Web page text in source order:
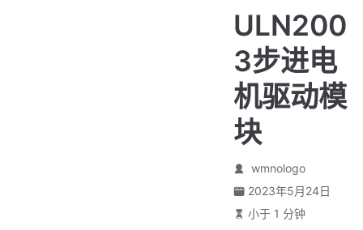
ULN200
3步进电
机驱动模
块
wmnologo
2023年5月24日
小于 1 分钟